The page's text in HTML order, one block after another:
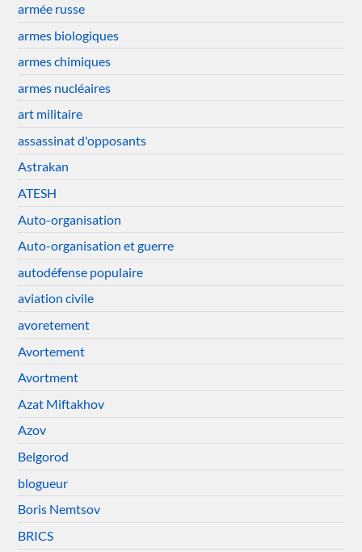
armée russe
armes biologiques
armes chimiques
armes nucléaires
art militaire
assassinat d'opposants
Astrakan
ATESH
Auto-organisation
Auto-organisation et guerre
autodéfense populaire
aviation civile
avoretement
Avortement
Avortment
Azat Miftakhov
Azov
Belgorod
blogueur
Boris Nemtsov
BRICS